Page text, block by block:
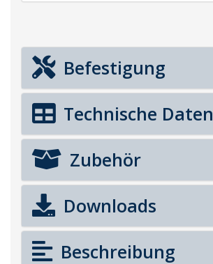
Befestigung
Technische Daten
Zubehör
Downloads
Beschreibung